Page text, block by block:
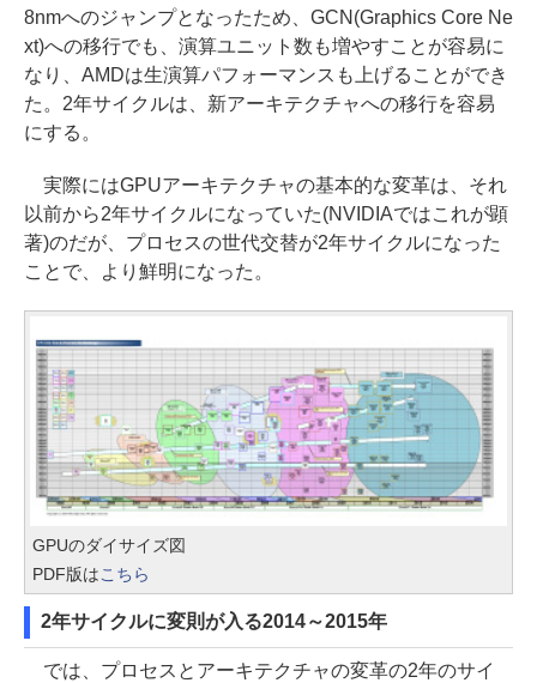
8nmへのジャンプとなったため、GCN(Graphics Core Ne
xt)への移行でも、演算ユニット数も増やすことが容易に
なり、AMDは生演算パフォーマンスも上げることができ
た。2年サイクルは、新アーキテクチャへの移行を容易
にする。
実際にはGPUアーキテクチャの基本的な変革は、それ
以前から2年サイクルになっていた(NVIDIAではこれが顕
著)のだが、プロセスの世代交替が2年サイクルになった
ことで、より鮮明になった。
GPUのダイサイズ図
PDF版はこちら
2年サイクルに変則が入る2014～2015年
では、プロセスとアーキテクチャの変革の2年のサイ